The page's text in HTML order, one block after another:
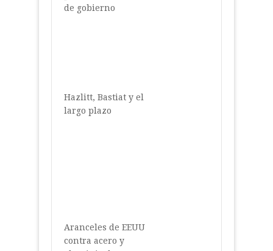
de gobierno
Hazlitt, Bastiat y el
largo plazo
Aranceles de EEUU
contra acero y